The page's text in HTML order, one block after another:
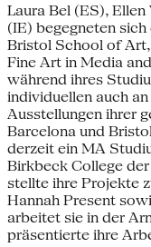
Laura Bel (ES),
(IE) begegneten
Bristol School of
Fine Art in Media
während ihres
individuellen auch
Ausstellungen ihrer
Barcelona und
derzeit ein MA
Birkbeck College
stellte ihre Projekte
Hannah Present
arbeitet sie in der
präsentierte ihre